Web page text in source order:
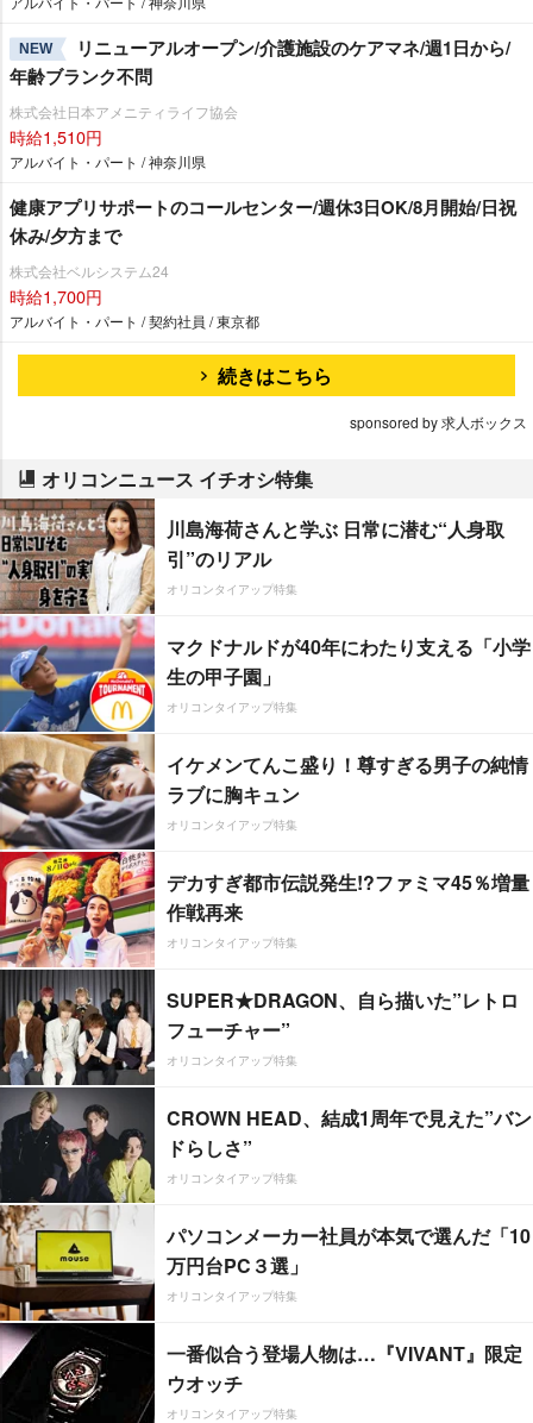
NEW
リニューアルオープン/介護施設のケアマネ/週1日から/
年齢ブランク不問
株式会社日本アメニティライフ協会
時給1,510円
アルバイト・パート / 神奈川県
健康アプリサポートのコールセンター/週休3日OK/8月開始/日祝
休み/夕方まで
株式会社ベルシステム24
時給1,700円
アルバイト・パート / 契約社員 / 東京都
続きはこちら
sponsored by 求人ボックス
オリコンニュース イチオシ特集
川島海荷さんと学ぶ 日常に潜む“人身取
引”のリアル
オリコンタイアップ特集
マクドナルドが40年にわたり支える「小学
生の甲子園」
オリコンタイアップ特集
イケメンてんこ盛り！尊すぎる男子の純情
ラブに胸キュン
オリコンタイアップ特集
デカすぎ都市伝説発生!?ファミマ45％増量
作戦再来
オリコンタイアップ特集
SUPER★DRAGON、自ら描いた”レトロ
フューチャー”
オリコンタイアップ特集
CROWN HEAD、結成1周年で見えた”バン
ドらしさ”
オリコンタイアップ特集
パソコンメーカー社員が本気で選んだ「10
万円台PC３選」
オリコンタイアップ特集
一番似合う登場人物は…『VIVANT』限定
ウオッチ
オリコンタイアップ特集